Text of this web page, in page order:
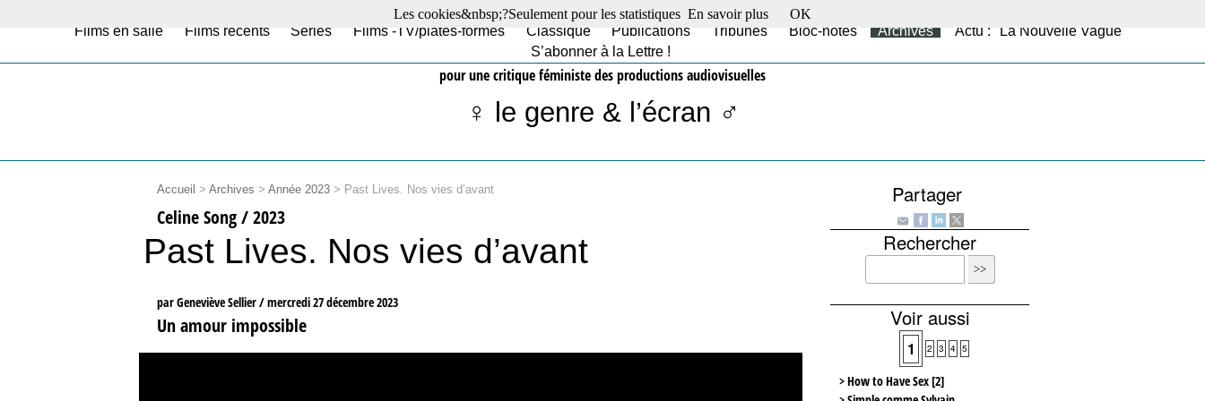
Films en salle Films récents Séries Films -TV/plates-formes Classique Publications Tribunes Bloc-notes Archives
Actu : "La Nouvelle Vague"
S’abonner à la Lettre !
pour une critique féministe des productions audiovisuelles
♀ le genre & l’écran ♂
Accueil > Archives > Année 2023> Past Lives. Nos vies d’avant
Celine Song / 2023
Past Lives. Nos vies d’avant
par Geneviève Sellier /mercredi 27 décembre 2023
Un amour impossible
Partager
Rechercher
Voir aussi
1 2 3 4 5
> How to Have Sex [2]
Les cookies&nbsp;?Seulement pour les statistiques En savoir plus OK